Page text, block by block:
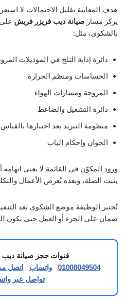
هدف المعاينة تقليل الاحتمالات لا
يركز مسار صيانة ديب فريزر فريش
بالشكوى، مثل:
دائرة إذابة الثلج في الموديلات
الحساسات ومنظم الحرارة
المروحة ومسارات الهواء
دائرة التشغيل والضاغط
منظومة التبريد بعد اختبارها بالقياس
الجوان وإحكام الباب
ورود المكوّن في القائمة لا يعني
يثبت الصلة، وبعده تُعرض الأعمال
تُختبر الوظيفة موضع الشكوى بعد
ضمان على الجزء أو العمل حتى تكون
قنوات حجز صيانة
01008049504
واتساب
اتصل
تواصل عبر